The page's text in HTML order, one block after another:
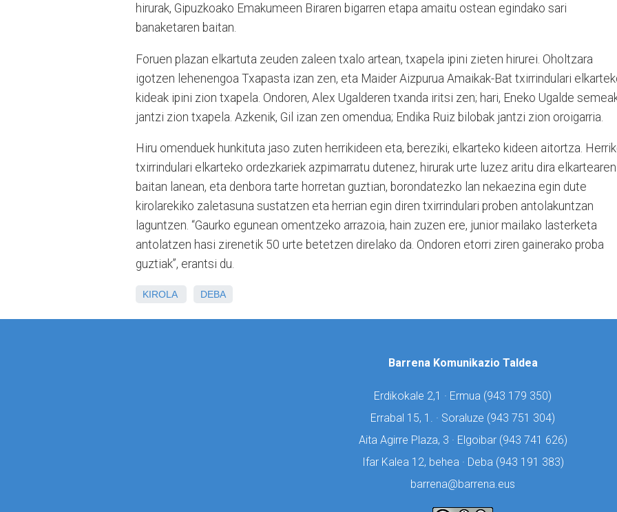
hirurak, Gipuzkoako Emakumeen Biraren bigarren etapa amaitu ostean egindako sari
banaketaren baitan.
Foruen plazan elkartuta zeuden zaleen txalo artean, txapela ipini zieten hirurei. Oholtzara
igotzen lehenengoa Txapasta izan zen, eta Maider Aizpurua Amaikak-Bat txirrindulari
kideak ipini zion txapela. Ondoren, Alex Ugalderen txanda iritsi zen; hari, Eneko Ugalde
jantzi zion txapela. Azkenik, Gil izan zen omendua; Endika Ruiz bilobak jantzi zion oroigarria.
Hiru omenduek hunkituta jaso zuten herrikideen eta, bereziki, elkarteko kideen aitortza.
txirrindulari elkarteko ordezkariek azpimarratu dutenez, hirurak urte luzez aritu dira elkartearen
baitan lanean, eta denbora tarte horretan guztian, borondatezko lan nekaezina egin dute
kirolarekiko zaletasuna sustatzen eta herrian egin diren txirrindulari proben antolakuntzan
laguntzen. “Gaurko egunean omentzeko arrazoia, hain zuzen ere, junior mailako lasterketa
antolatzen hasi zirenetik 50 urte betetzen direlako da. Ondoren etorri ziren gainerako proba
guztiak”, erantsi du.
KIROLA DEBA
Barrena Komunikazio Taldea
Erdikokale 2,1 · Ermua (943 179 350)
Errabal 15, 1. · Soraluze (943 751 304)
Aita Agirre Plaza, 3 · Elgoibar (943 741 626)
Ifar Kalea 12, behea · Deba (943 191 383)
barrena@barrena.eus